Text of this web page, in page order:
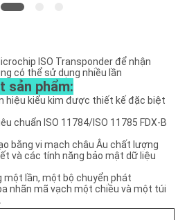
ISO Transponder để nhận
có thể sử dụng nhiều lần
sản phẩm:
hiệu kiểu kim được thiết kế đặc biệt
chuẩn ISO 11784/ISO 11785 FDX-B
bằng vi mạch châu Âu chất lượng
và các tính năng bảo mật dữ liệu
một lần, một bộ chuyển phát
nhãn mã vạch một chiều và một túi